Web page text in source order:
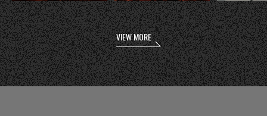
VIEW MORE